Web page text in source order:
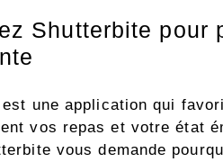
Shutterbite pour
une application qui
vos repas et votre état
vous demande